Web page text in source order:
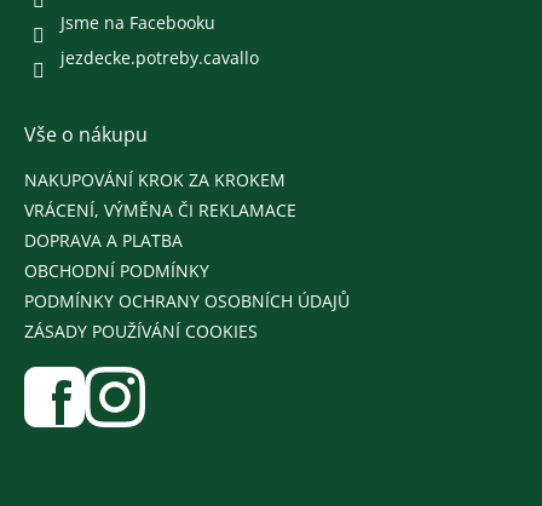
Jsme na Facebooku
jezdecke.potreby.cavallo
Vše o nákupu
NAKUPOVÁNÍ KROK ZA KROKEM
VRÁCENÍ, VÝMĚNA ČI REKLAMACE
DOPRAVA A PLATBA
OBCHODNÍ PODMÍNKY
PODMÍNKY OCHRANY OSOBNÍCH ÚDAJŮ
ZÁSADY POUŽÍVÁNÍ COOKIES